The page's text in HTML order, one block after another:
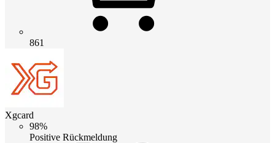
861
Xgcard
98%
Positive Rückmeldung